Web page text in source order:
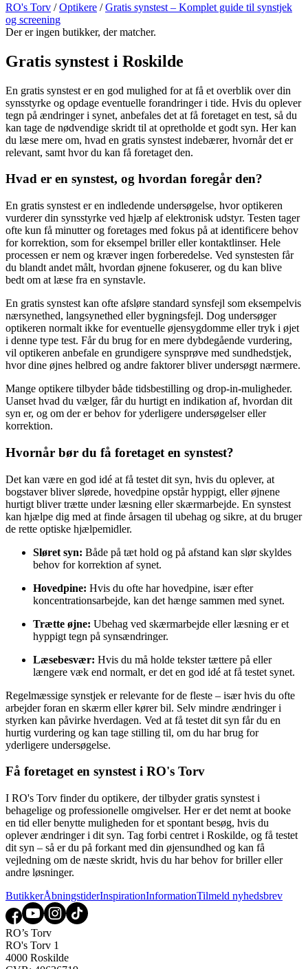
RO's Torv /Optikere /Gratis synstest – Komplet guide til synstjek
og screening
Der er ingen butikker, der matcher.
Gratis synstest i Roskilde
En gratis synstest er en god mulighed for at få et overblik over din
synsstyrke og opdage eventuelle forandringer i tide. Hvis du oplever
tegn på ændringer i synet, anbefales det at få foretaget en test, så du
kan tage de nødvendige skridt til at opretholde et godt syn. Her kan
du læse mere om, hvad en gratis synstest indebærer, hvornår det er
relevant, samt hvor du kan få foretaget den.
Hvad er en synstest, og hvordan foregår den?
En gratis synstest er en indledende undersøgelse, hvor optikeren
vurderer din synsstyrke ved hjælp af elektronisk udstyr. Testen tager
ofte kun få minutter og foretages med fokus på at identificere behov
for korrektion, som for eksempel briller eller kontaktlinser. Hele
processen er nem og kræver ingen forberedelse. Ved synstesten får
du blandt andet målt, hvordan øjnene fokuserer, og du kan blive
bedt om at læse fra en synstavle.
En gratis synstest kan ofte afsløre standard synsfejl som eksempelvis
nærsynethed, langsynethed eller bygningsfejl. Dog undersøger
optikeren normalt ikke for eventuelle øjensygdomme eller tryk i øjet
i denne type test. Får du brug for en mere dybdegående vurdering,
vil optikeren anbefale en grundigere synsprøve med sundhedstjek,
hvor dine øjnes helbred og andre faktorer bliver undersøgt nærmere.
Mange optikere tilbyder både tidsbestilling og drop-in-muligheder.
Uanset hvad du vælger, får du hurtigt en indikation af, hvordan dit
syn er, og om der er behov for yderligere undersøgelser eller
korrektion.
Hvornår bør du få foretaget en synstest?
Det kan være en god idé at få testet dit syn, hvis du oplever, at
bogstaver bliver slørede, hovedpine opstår hyppigt, eller øjnene
hurtigt bliver trætte under læsning eller skærmarbejde. En synstest
kan hjælpe dig med at finde årsagen til ubehag og sikre, at du bruger
de rette optiske hjælpemidler.
Sløret syn: Både på tæt hold og på afstand kan slør skyldes
behov for korrektion af synet.
Hovedpine: Hvis du ofte har hovedpine, især efter
koncentrationsarbejde, kan det hænge sammen med synet.
Trætte øjne: Ubehag ved skærmarbejde eller læsning er et
hyppigt tegn på synsændringer.
Læsebesvær: Hvis du må holde tekster tættere på eller
længere væk end normalt, er det en god idé at få testet synet.
Regelmæssige synstjek er relevante for de fleste – især hvis du ofte
arbejder foran en skærm eller kører bil. Selv mindre ændringer i
styrken kan påvirke hverdagen. Ved at få testet dit syn får du en
hurtig vurdering og kan tage stilling til, om du har brug for
yderligere undersøgelse.
Få foretaget en synstest i RO's Torv
I RO's Torv finder du optikere, der tilbyder gratis synstest i
behagelige og professionelle omgivelser. Her er det nemt at booke
en tid eller benytte muligheden for et spontant besøg, hvis du
oplever ændringer i dit syn. Tag forbi centret i Roskilde, og få testet
dit syn – så er du på forkant med din øjensundhed og kan få
vejledning om de næste skridt, hvis du har behov for briller eller
andre løsninger.
ButikkerÅbningstiderInspirationInformationTilmeld nyhedsbrev
RO’s Torv
RO's Torv 1
4000 Roskilde